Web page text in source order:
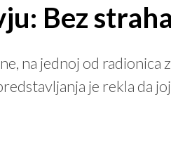
Bez
na jednoj od
je rekla da